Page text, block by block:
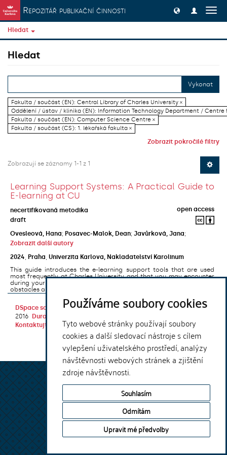
Používáme soubory cookies
Tyto webové stránky používají soubory
cookies a další sledovací nástroje s cílem
vylepšení uživatelského prostředí, analýzy
návštěvnosti webových stránek a zjištění
zdroje návštěvnosti.
Souhlasím
Odmítám
Upravit mé předvolby
Přeskočit na obsah
Repozitář publikační činnosti
Hledat
Hledat
Vykonat
Fakulta / součást (EN): Central Library of Charles University ×
Oddělení / ústav / klinika (EN): Information Technology Department / Centre
Fakulta / součást (EN): Computer Science Centre ×
Fakulta / součást (CS): 1. lékařská fakulta ×
Zobrazit pokročilé filtry
Zobrazují se záznamy 1-1 z 1
Learning Support Systems: A Practical Guide to
E-learning at CU
necertifikovaná metodika
open access
draft
Ovesleová, Hana; Posavec-Malok, Dean; Javůrková, Jana;
Zobrazit další autory
2024
Praha Univerzita Karlova, Nakladatelství Karolinum
This guide introduces the e-learning support tools that are used
most frequently at Charles University and that you may encounter
during your studies. It will also help you to avoid the most common
obstacles associated ...
DSpace software
copyright © 2002-
2016
DuraSpace
Kontaktujte nás
|Vyjádření názoru
Theme by